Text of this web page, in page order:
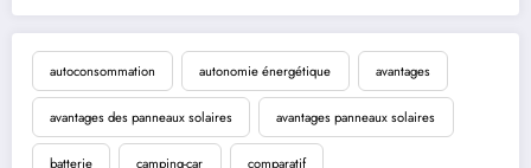
autoconsommation autonomie énergétique avantages
avantages des panneaux solaires avantages panneaux solaires
batterie camping-car comparatif